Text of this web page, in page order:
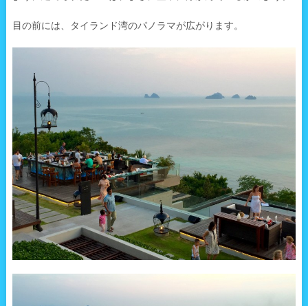
目の前には、タイランド湾のパノラマが広がります。